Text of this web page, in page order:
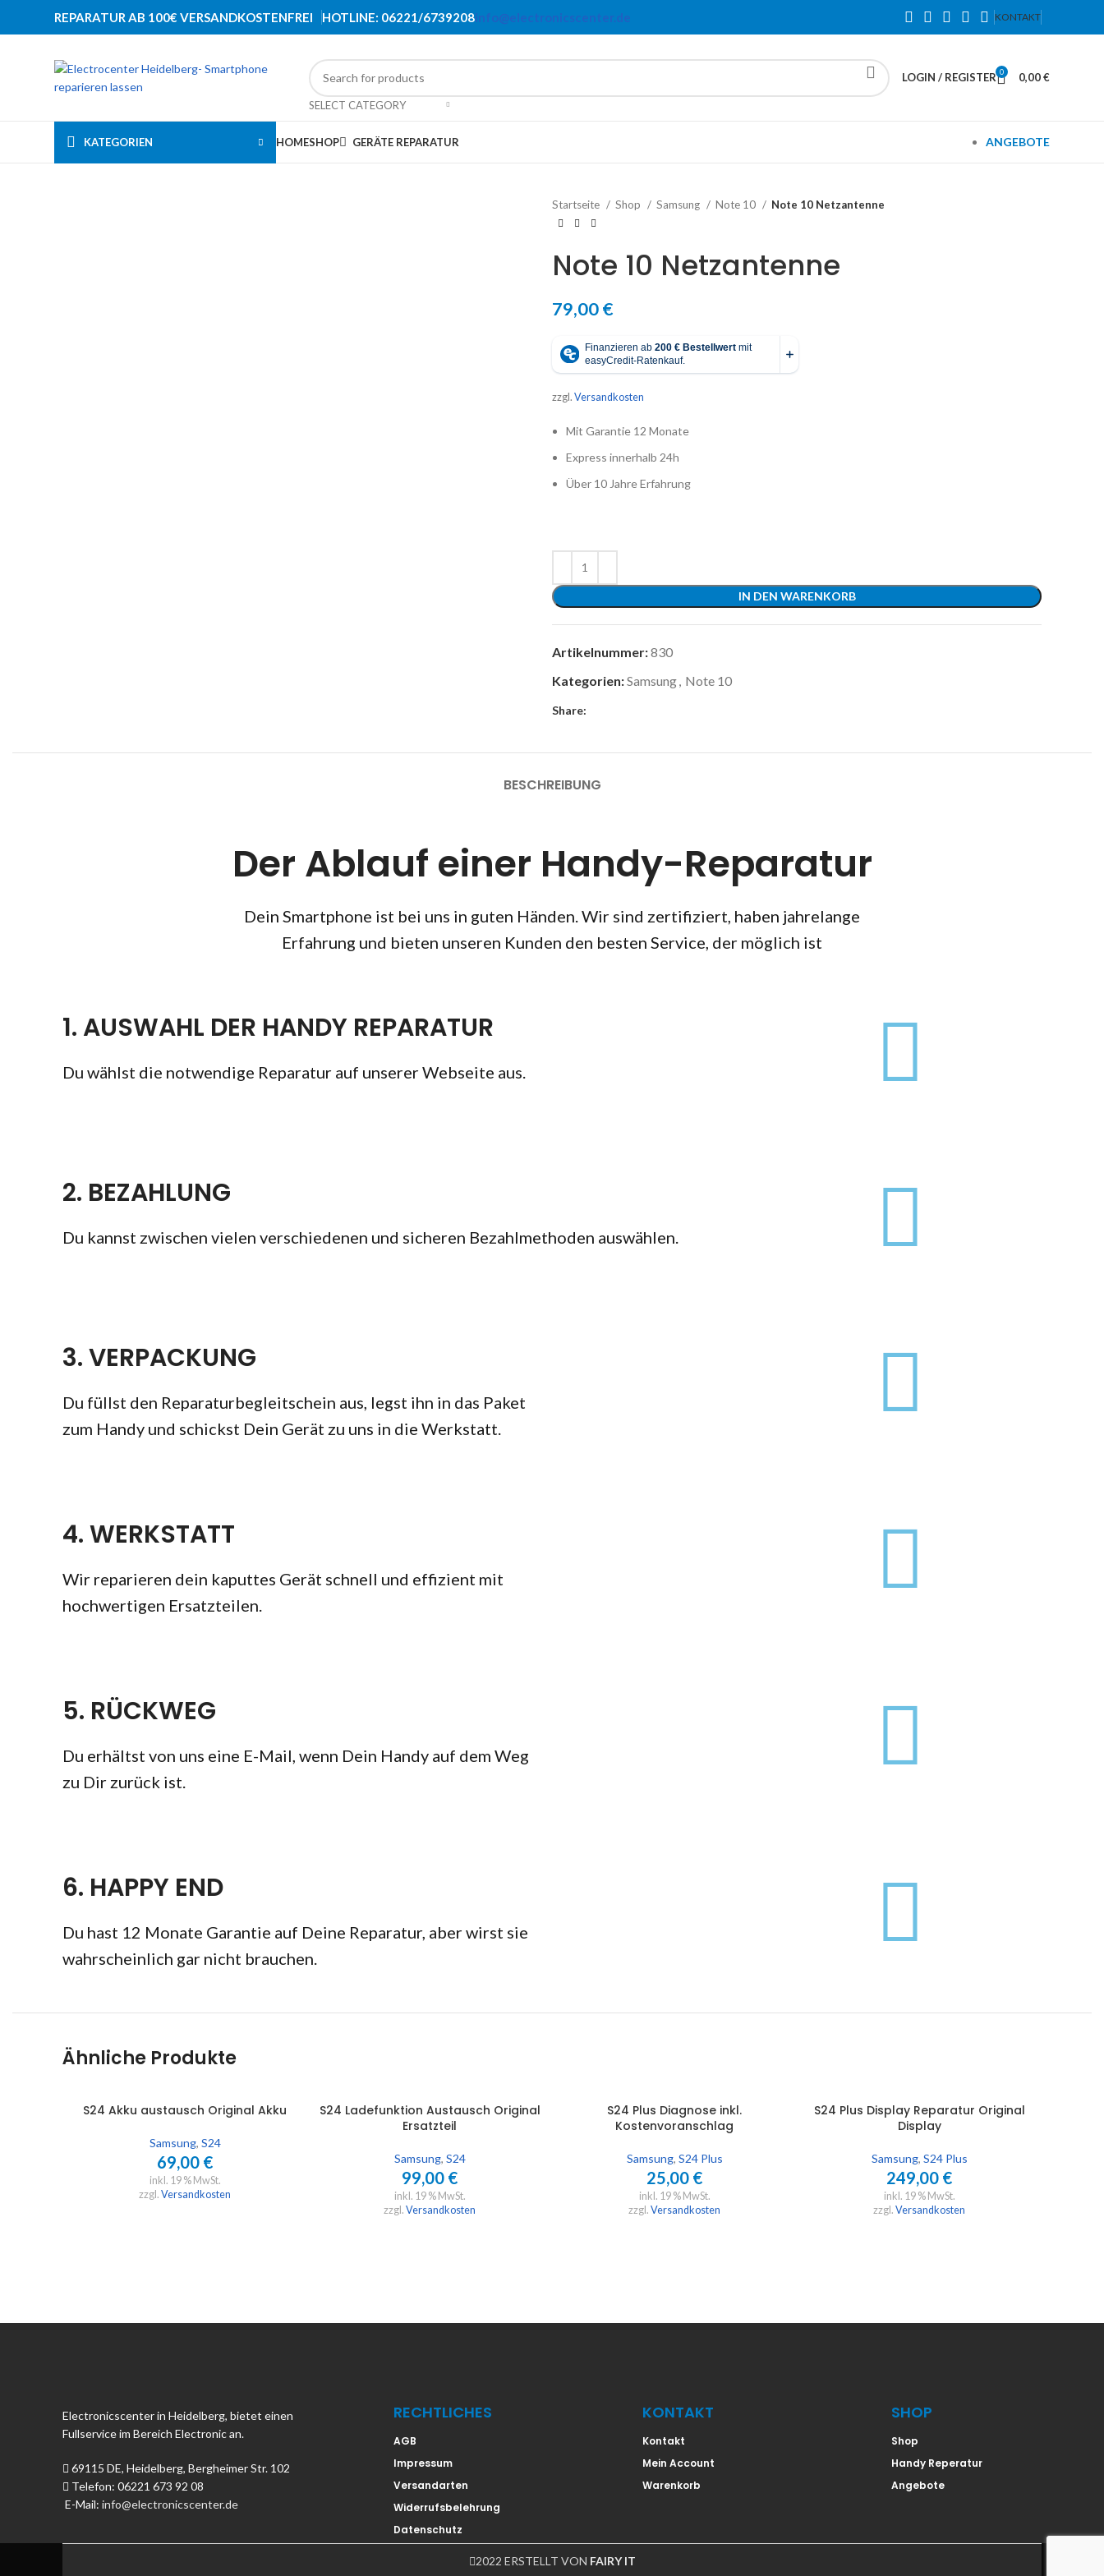
REPARATUR AB 100€ VERSANDKOSTENFREI HOTLINE: 06221/6739208info@electronicscenter.de KONTAKT
SELECT CATEGORY
LOGIN / REGISTER 0 0,00€
KATEGORIEN HOMESHOP GERÄTE REPARATUR ANGEBOTE
Startseite Shop Samsung Note 10 Note 10 Netzantenne
Note 10 Netzantenne
79,00€
zzgl. Versandkosten
Mit Garantie 12 Monate
Express innerhalb 24h
Über 10 Jahre Erfahrung
IN DEN WARENKORB
Artikelnummer:830
Kategorien:Samsung Note 10
Share:
BESCHREIBUNG
Der Ablauf einer Handy-Reparatur
Dein Smartphone ist bei uns in guten Händen. Wir sind zertifiziert, haben jahrelange
Erfahrung und bieten unseren Kunden den besten Service, der möglich ist
1. AUSWAHL DER HANDY REPARATUR
Du wählst die notwendige Reparatur auf unserer Webseite aus.
2. BEZAHLUNG
Du kannst zwischen vielen verschiedenen und sicheren Bezahlmethoden auswählen.
3. VERPACKUNG
Du füllst den Reparaturbegleitschein aus, legst ihn in das Paket
zum Handy und schickst Dein Gerät zu uns in die Werkstatt.
4. WERKSTATT
Wir reparieren dein kaputtes Gerät schnell und effizient mit
hochwertigen Ersatzteilen.
5. RÜCKWEG
Du erhältst von uns eine E-Mail, wenn Dein Handy auf dem Weg
zu Dir zurück ist.
6. HAPPY END
Du hast 12 Monate Garantie auf Deine Reparatur, aber wirst sie
wahrscheinlich gar nicht brauchen.
Ähnliche Produkte
IN DEN WARENKORB
S24 Akku austausch Original Akku
Samsung, S24
69,00 €
inkl. 19 % MwSt.
zzgl. Versandkosten
IN DEN WARENKORB
S24 Ladefunktion Austausch Original
Ersatzteil
Samsung, S24
99,00 €
inkl. 19 % MwSt.
zzgl. Versandkosten
IN DEN WARENKORB
S24 Plus Diagnose inkl.
Kostenvoranschlag
Samsung, S24 Plus
25,00 €
inkl. 19 % MwSt.
zzgl. Versandkosten
IN DEN WARENKORB
S24 Plus Display Reparatur Original
Display
Samsung, S24 Plus
249,00 €
inkl. 19 % MwSt.
zzgl. Versandkosten
Electronicscenter in Heidelberg, bietet einen
Fullservice im Bereich Electronic an.
69115 DE, Heidelberg, Bergheimer Str. 102
Telefon: 06221 673 92 08
E-Mail: info@electronicscenter.de
RECHTLICHES
AGB
Impressum
Versandarten
Widerrufsbelehrung
Datenschutz
KONTAKT
Kontakt
Mein Account
Warenkorb
SHOP
Shop
Handy Reperatur
Angebote
2022 ERSTELLT VON FAIRY IT